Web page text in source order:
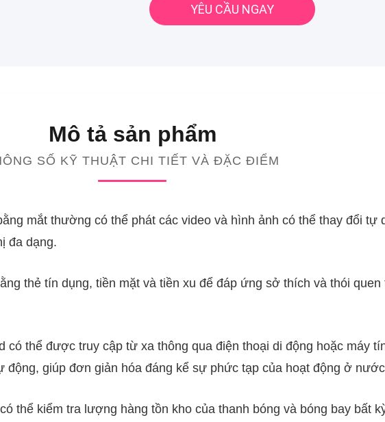
YÊU CẦU NGAY
Mô tả sản phẩm
SỐ KỸ THUẬT CHI TIẾT VÀ ĐẶC ĐIỂM
mắt thường có thể phát các video và hình ảnh có thể thay đổi tự
đa dạng.
thẻ tín dụng, tiền mặt và tiền xu để đáp ứng sở thích và thói
có thể được truy cập từ xa thông qua điện thoại di động hoặc máy
động, giúp đơn giản hóa đáng kể sự phức tạp của hoạt động ở
thể kiểm tra lượng hàng tồn kho của thanh bóng và bóng bay bất